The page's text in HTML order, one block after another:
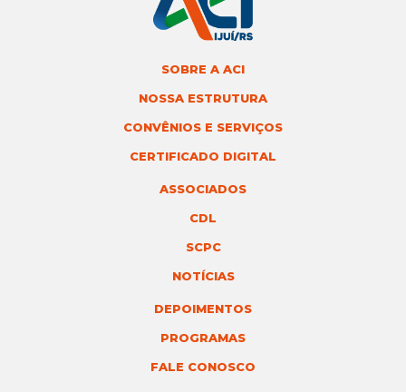
SOBRE A ACI
NOSSA ESTRUTURA
CONVÊNIOS E SERVIÇOS
CERTIFICADO DIGITAL
ASSOCIADOS
CDL
SCPC
NOTÍCIAS
DEPOIMENTOS
PROGRAMAS
FALE CONOSCO